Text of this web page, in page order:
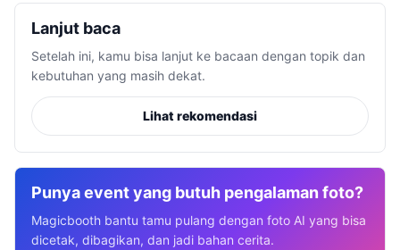
Lanjut baca
Setelah ini, kamu bisa lanjut ke bacaan dengan topik dan
kebutuhan yang masih dekat.
Lihat rekomendasi
Punya event yang butuh pengalaman foto?
Magicbooth bantu tamu pulang dengan foto AI yang bisa
dicetak, dibagikan, dan jadi bahan cerita.